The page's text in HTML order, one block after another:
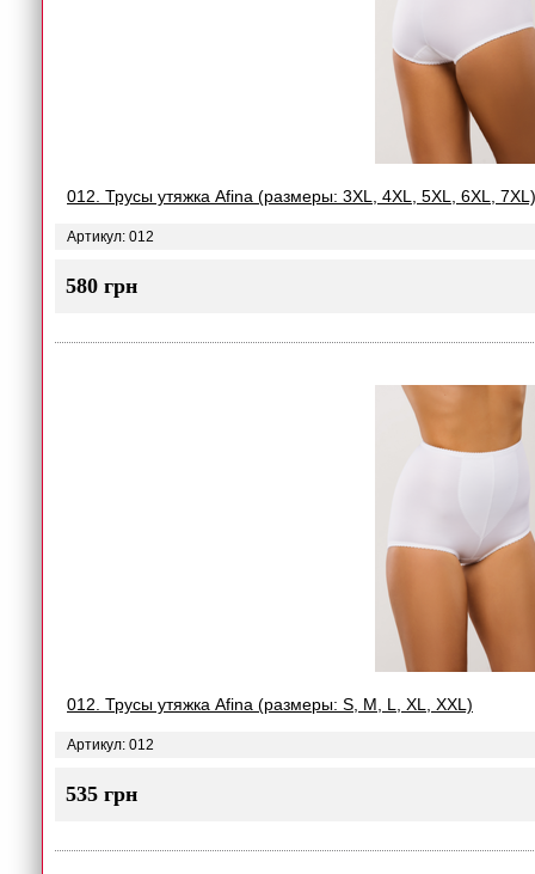
012. Трусы утяжка Afina (размеры: 3XL, 4XL, 5XL, 6XL, 7XL)
Артикул: 012
580 грн
012. Трусы утяжка Afina (размеры: S, M, L, XL, XXL)
Артикул: 012
535 грн